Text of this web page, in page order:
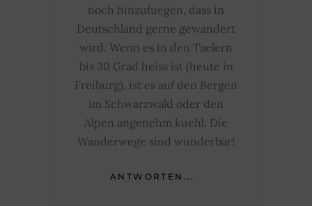
noch hinzufuegen, dass in
Deutschland gerne gewandert
wird. Wenn es in den Taelern
bis 30 Grad heiss ist (heute in
Freiburg), ist es auf den Bergen
im Schwarzwald oder den
Alpen angenehm kuehl. Die
Wanderwege sind wunderbar!
ANTWORTEN...